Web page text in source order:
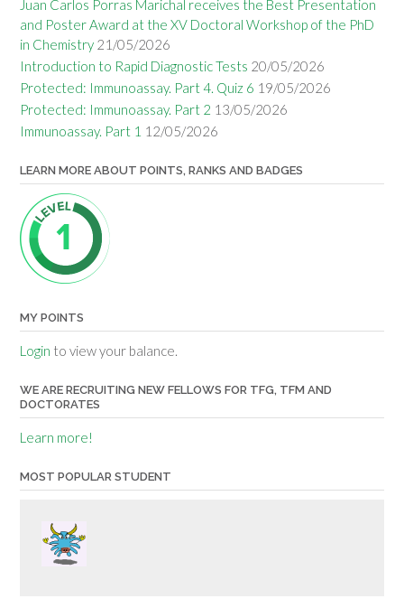
Juan Carlos Porras Marichal receives the Best Presentation
and Poster Award at the XV Doctoral Workshop of the PhD
in Chemistry 21/05/2026
Introduction to Rapid Diagnostic Tests 20/05/2026
Protected: Immunoassay. Part 4. Quiz 6 19/05/2026
Protected: Immunoassay. Part 2 13/05/2026
Immunoassay. Part 1 12/05/2026
LEARN MORE ABOUT POINTS, RANKS AND BADGES
MY POINTS
Login to view your balance.
WE ARE RECRUITING NEW FELLOWS FOR TFG, TFM AND
DOCTORATES
Learn more!
MOST POPULAR STUDENT